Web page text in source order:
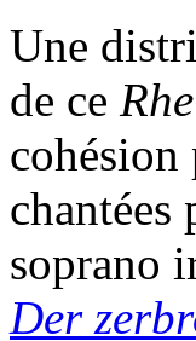
Une
de ce
cohésion
soprano
Der